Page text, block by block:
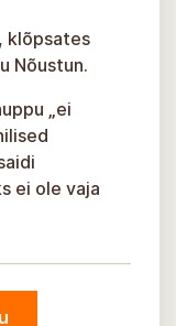
klõpsates
Nõustun.
„ei
ei ole vaja